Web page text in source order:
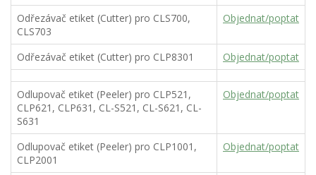
Odřezávač etiket (Cutter) pro CLS700,
CLS703
Objednat/poptat
Odřezávač etiket (Cutter) pro CLP8301 Objednat/poptat
Odlupovač etiket (Peeler) pro CLP521,
CLP621, CLP631, CL-S521, CL-S621, CL-
S631
Objednat/poptat
Odlupovač etiket (Peeler) pro CLP1001,
CLP2001
Objednat/poptat